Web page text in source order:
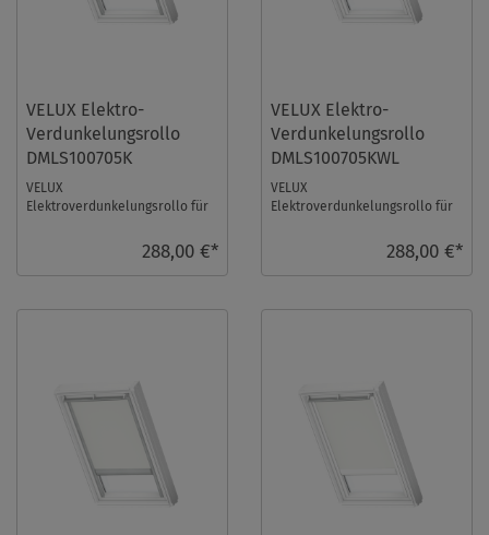
VELUX Elektro-
Verdunkelungsrollo
DMLS100705K
VELUX
Elektroverdunkelungsrollo für
Schiene, io-homecontrol288,00 €*
VELUX Elektro-
Verdunkelungsrollo
DMLS100705KWL
VELUX
Elektroverdunkelungsrollo für
Schiene, io-homecontrol288,00 €*